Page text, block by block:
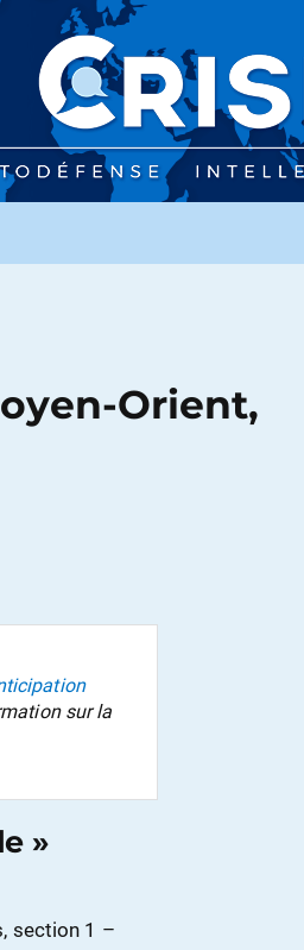
Orient,
sur la
»
section 1 –